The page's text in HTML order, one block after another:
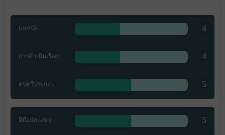
บทหนัง 4
การดำเนินเรื่อง 4
ดนตรีประกอบ 5
ฝีมือนักแสดง 5